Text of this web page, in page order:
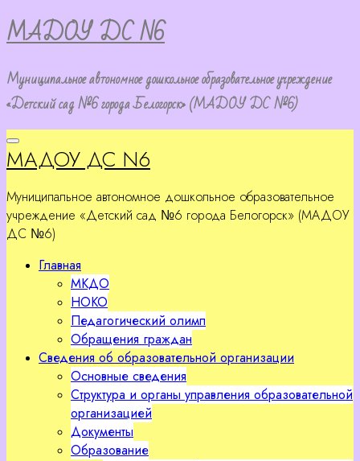
Перейти
к
содержимому
МАДОУ ДС N6
Муниципальное автономное дошкольное образовательное учреждение
«Детский сад №6 города Белогорск» (МАДОУ ДС №6)
МАДОУ ДС N6
Муниципальное автономное дошкольное образовательное
учреждение «Детский сад №6 города Белогорск» (МАДОУ
ДС №6)
Главная
МКДО
НОКО
Педагогический олимп
Обращения граждан
Сведения об образовательной организации
Основные сведения
Структура и органы управления образовательной
организацией
Документы
Образование